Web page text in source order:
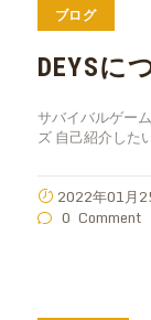
ブログ
DEYSに
サバイバルゲー
ズ 自己紹介した
2022年01月
0 Comment